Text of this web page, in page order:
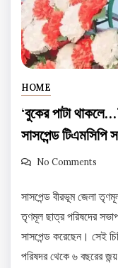
HOME
‘বুকের পাটা
সাসপেন্ড টিএমসিপি
No Comments
সাসপেন্ড বীরভূম জেলা
তৃণমূল ছাত্র পরিষদের
সাসপেন্ড করেছেন। সেই
পরিষদর থেকে ৬ বছরের